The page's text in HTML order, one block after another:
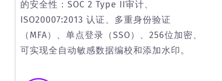
的安全性：SOC 2 Type II审计、
ISO20007:2013 认证、多重身份验证
（MFA）、单点登录（SSO）、256位加密、
可实现全自动敏感数据编校和添加水印。